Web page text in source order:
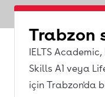
Trabzon
IELTS
Skills A1 veya
için Trabzon'da